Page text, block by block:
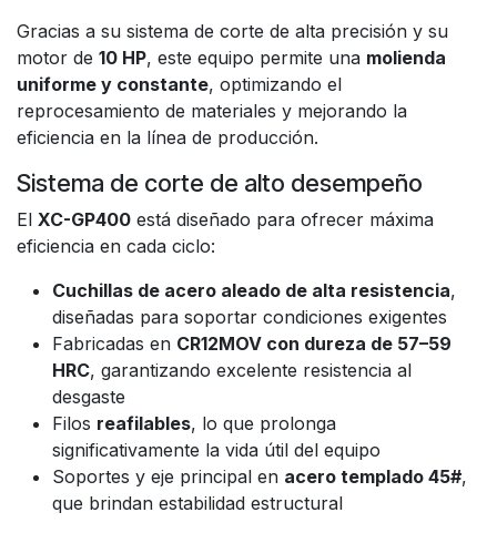
Gracias a su sistema de corte de alta precisión y su
motor de 10 HP, este equipo permite una molienda
uniforme y constante, optimizando el
reprocesamiento de materiales y mejorando la
eficiencia en la línea de producción.
Sistema de corte de alto desempeño
El XC-GP400 está diseñado para ofrecer máxima
eficiencia en cada ciclo:
Cuchillas de acero aleado de alta resistencia,
diseñadas para soportar condiciones exigentes
Fabricadas en CR12MOV con dureza de 57–59
HRC, garantizando excelente resistencia al
desgaste
Filos reafilables, lo que prolonga
significativamente la vida útil del equipo
Soportes y eje principal en acero templado 45#,
que brindan estabilidad estructural